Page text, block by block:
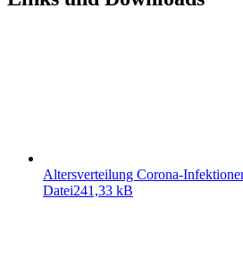
Altersverteilung Corona-
Datei241,33 kB